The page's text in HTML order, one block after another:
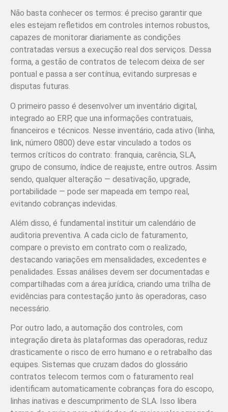
Não basta conhecer os termos: é preciso garantir que
eles estejam refletidos em controles internos robustos,
capazes de monitorar diariamente as condições
contratadas versus a execução real dos serviços. Dessa
forma, a gestão de contratos de telecom deixa de ser
pontual e passa a ser contínua, evitando surpresas e
disputas futuras.
O primeiro passo é desenvolver um inventário digital,
integrado ao ERP, que una informações contratuais,
financeiros e técnicos. Nesse inventário, cada ativo (linha,
link, número 0800) deve estar vinculado a todos os
termos críticos do contrato: franquia, carência, SLA,
grupo de consumo, índice de reajuste, entre outros. Assim
sendo, qualquer alteração — desativação, upgrade,
portabilidade — pode ser mapeada em tempo real,
evitando cobranças indevidas.
Além disso, é fundamental instituir um calendário de
auditoria preventiva. A cada ciclo de faturamento,
compare o previsto em contrato com o realizado,
destacando variações em mensalidades, excedentes e
penalidades. Essas análises devem ser documentadas e
compartilhadas com a área jurídica, criando uma trilha de
evidências para contestação junto às operadoras, caso
necessário.
Por outro lado, a automação dos controles, com
integração direta às plataformas das operadoras, reduz
drasticamente o risco de erro humano e o retrabalho das
equipes. Sistemas que cruzam dados do glossário
contratos telecom termos com o faturamento real
identificam automaticamente cobranças fora do escopo,
linhas inativas e descumprimento de SLA. Isso libera